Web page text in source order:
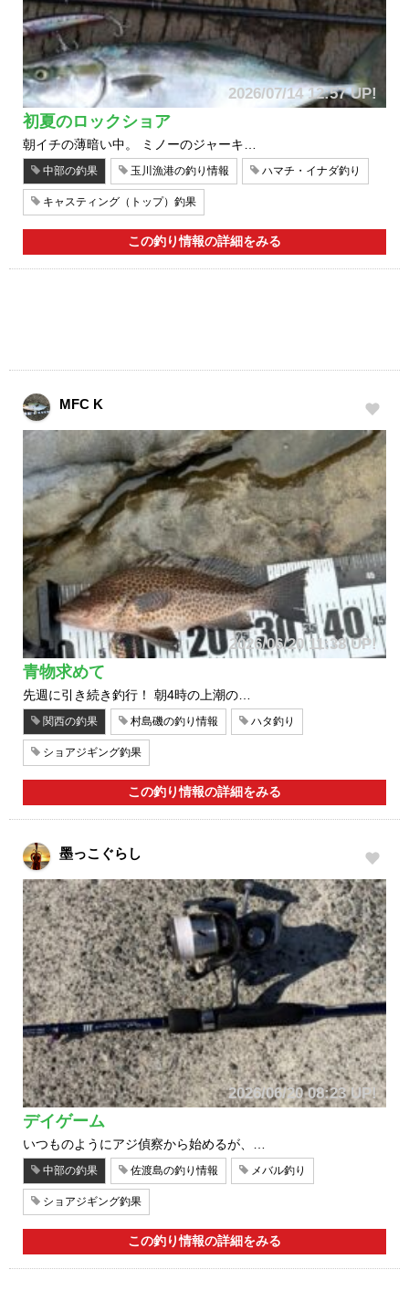
2026/07/14 12:57 UP!
初夏のロックショア
朝イチの薄暗い中。 ミノーのジャーキ…
中部の釣果 玉川漁港の釣り情報 ハマチ・イナダ釣り
キャスティング（トップ）釣果
この釣り情報の詳細をみる
MFC K
2026/06/20 11:38 UP!
青物求めて
先週に引き続き釣行！ 朝4時の上潮の…
関西の釣果 村島磯の釣り情報 ハタ釣り
ショアジギング釣果
この釣り情報の詳細をみる
墨っこぐらし
2026/06/20 08:23 UP!
デイゲーム
いつものようにアジ偵察から始めるが、…
中部の釣果 佐渡島の釣り情報 メバル釣り
ショアジギング釣果
この釣り情報の詳細をみる